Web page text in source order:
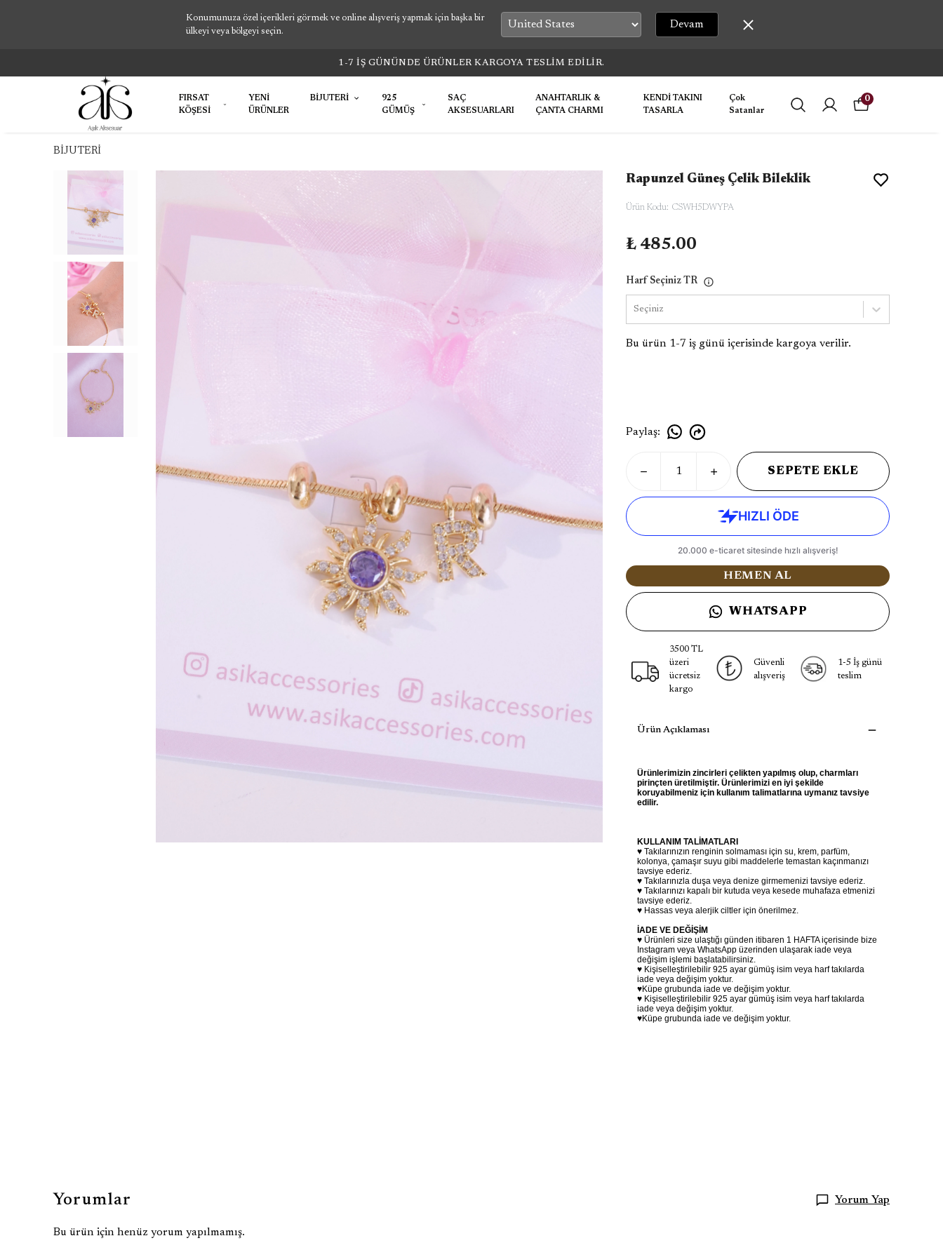
Konumunuza özel içerikleri görmek ve online alışveriş yapmak için başka bir
ülkeyi veya bölgeyi seçin.
Devam
1-7 İŞ GÜNÜNDE ÜRÜNLER KARGOYA TESLİM EDİLİR.
FIRSAT
KÖŞESİ
YENİ
ÜRÜNLER
BİJUTERİ
925
GÜMÜŞ
SAÇ
AKSESUARLARI
ANAHTARLIK &
ÇANTA CHARMI
KENDİ TAKINI
TASARLA
Çok
Satanlar
0
BİJUTERİ
Rapunzel Güneş Çelik Bileklik
Ürün Kodu: CSWH5DWYPA
₺ 485.00
Harf Seçiniz TR
Seçiniz
Bu ürün 1-7 iş günü içerisinde kargoya verilir.
Paylaş:
SEPETE EKLE
HEMEN AL
WHATSAPP
3500 TL
üzeri
ücretsiz
kargo
Güvenli
alışveriş
1-5 İş günü
teslim
Ürün Açıklaması
Ürünlerimizin zincirleri çelikten yapılmış olup, charmları
pirinçten üretilmiştir. Ürünlerimizi en iyi şekilde
koruyabilmeniz için kullanım talimatlarına uymanız tavsiye
edilir.
KULLANIM TALİMATLARI
♥ Takılarınızın renginin solmaması için su, krem, parfüm,
kolonya, çamaşır suyu gibi maddelerle temastan kaçınmanızı
tavsiye ederiz.
♥ Takılarınızla duşa veya denize girmemenizi tavsiye ederiz.
♥ Takılarınızı kapalı bir kutuda veya kesede muhafaza etmenizi
tavsiye ederiz.
♥ Hassas veya alerjik ciltler için önerilmez.
İADE VE DEĞİŞİM
♥ Ürünleri size ulaştığı günden itibaren 1 HAFTA içerisinde bize
Instagram veya WhatsApp üzerinden ulaşarak iade veya
değişim işlemi başlatabilirsiniz.
♥ Kişiselleştirilebilir 925 ayar gümüş isim veya harf takılarda
iade veya değişim yoktur.
♥Küpe grubunda iade ve değişim yoktur.
♥ Kişiselleştirilebilir 925 ayar gümüş isim veya harf takılarda
iade veya değişim yoktur.
♥Küpe grubunda iade ve değişim yoktur.
Yorumlar Yorum Yap
Bu ürün için henüz yorum yapılmamış.